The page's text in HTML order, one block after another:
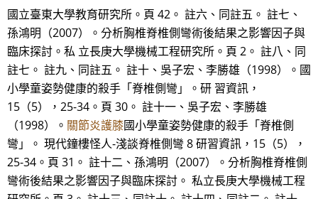
國立臺東大學教育研究所。頁 42。 註六、同註五。 註七、
孫鴻明（2007）。分析胸椎脊椎側彎術後結果之影響因子與
臨床探討。私 立長庚大學機械工程研究所。頁 2。 註八、同
註七。 註九、同註五。 註十、吳子宏、李勝雄（1998）。國
小學童姿勢健康的殺手「脊椎側彎」。研 習資訊，
15（5），25-34。頁 30。 註十一、吳子宏、李勝雄
（1998）。 關節炎護膝國小學童姿勢健康的殺手「脊椎側
彎」。 現代鐘樓怪人-淺談脊椎側彎 8 研習資訊，15（5），
25-34。頁 31。 註十二、孫鴻明（2007）。分析胸椎脊椎側
彎術後結果之影響因子與臨床探討。 私立長庚大學機械工程